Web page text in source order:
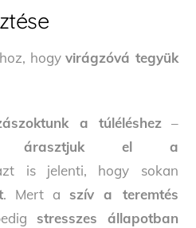
hogyvirágzóvá tegyük
a túléléshez –
árasztjuk el a
is jelenti, hogy sokan
. Mert aszív a teremtés
stresszes állapotban